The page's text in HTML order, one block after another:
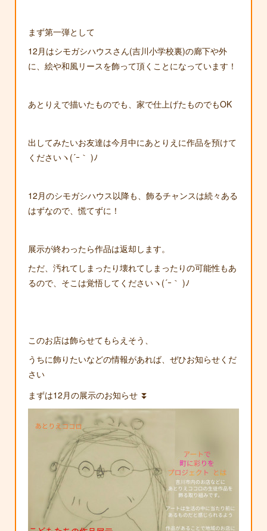
まず第一弾として
12月はシモガシハウスさん(吉川小学校裏)の廊下や外
に、絵や和風リースを飾って頂くことになっています！
あとりえで描いたものでも、家で仕上げたものでもOK
出してみたいお友達は今月中にあとりえに作品を預けて
くださいヽ(´ｰ｀ )ﾉ
12月のシモガシハウス以降も、飾るチャンスは続々ある
はずなので、慌てずに！
展示が終わったら作品は返却します。
ただ、汚れてしまったり壊れてしまったりの可能性もあ
るので、そこは覚悟してくださいヽ(´ｰ｀ )ﾉ
このお店は飾らせてもらえそう、
うちに飾りたいなどの情報があれば、ぜひお知らせくだ
さい
まずは12月の展示のお知らせ ⏬